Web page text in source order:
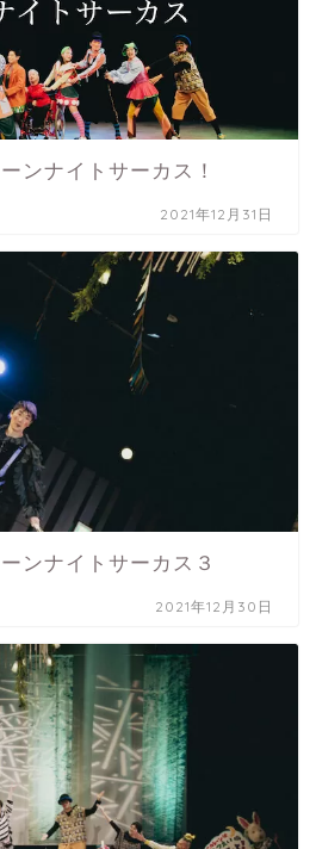
ンナイトサーカス！
2021年12月31日
ンナイトサーカス３
2021年12月30日